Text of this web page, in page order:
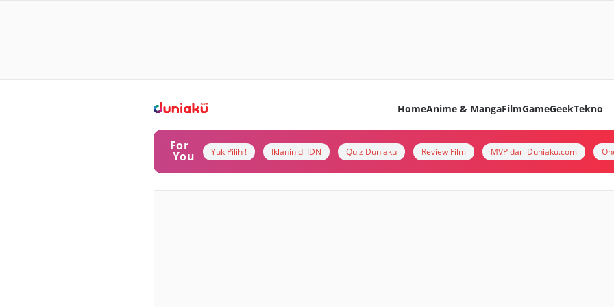
HomeAnime & MangaFilmGameGeekTekno
For
You Yuk Pilih ! Iklanin di IDN Quiz Duniaku Review Film MVP dari Duniaku.com